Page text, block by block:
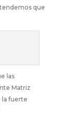
que
las
Matriz
la fuerte